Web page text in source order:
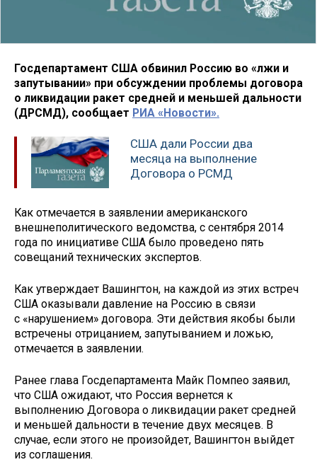
Госдепартамент США обвинил Россию во «лжи и
запутывании» при обсуждении проблемы договора
о ликвидации ракет средней и меньшей дальности
(ДРСМД), сообщает РИА «Новости».
США дали России два
месяца на выполнение
Договора о РСМД
Как отмечается в заявлении американского
внешнеполитического ведомства, с сентября 2014
года по инициативе США было проведено пять
совещаний технических экспертов.
Как утверждает Вашингтон, на каждой из этих встреч
США оказывали давление на Россию в связи
с «нарушением» договора. Эти действия якобы были
встречены отрицанием, запутыванием и ложью,
отмечается в заявлении.
Ранее глава Госдепартамента Майк Помпео заявил,
что США ожидают, что Россия вернется к
выполнению Договора о ликвидации ракет средней
и меньшей дальности в течение двух месяцев. В
случае, если этого не произойдет, Вашингтон выйдет
из соглашения.